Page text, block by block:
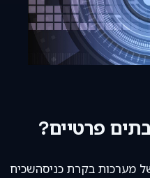
פרטיים?
מערכות בקרת כניסהשכיח